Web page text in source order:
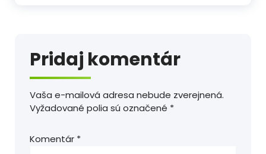
Pridaj komentár
Vaša e-mailová adresa nebude zverejnená.
Vyžadované polia sú označené *
Komentár *